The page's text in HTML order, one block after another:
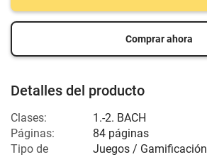
Comprar ahora
Detalles del producto
Clases:
1.-2. BACH
Páginas:
84 páginas
Tipo de
Juegos / Gamificación